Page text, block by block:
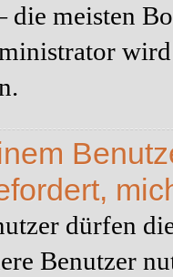
meisten
dürfen
Benutzer